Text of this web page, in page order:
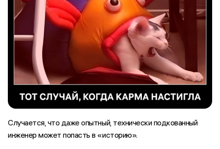
Случается, что даже опытный, технически подкованный
инженер может попасть в «историю».